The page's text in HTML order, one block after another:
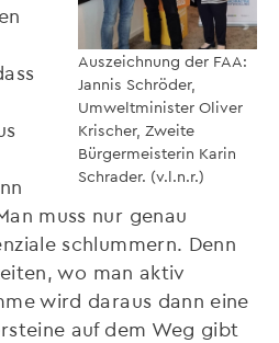
Auszeichnung der FAA:
Jannis Schröder,
Umweltminister Oliver
Krischer, Zweite
Bürgermeisterin Karin
Schrader. (v.l.n.r.)
muss nur genau
schlummern. Denn
wo man aktiv
wird daraus dann eine
auf dem Weg gibt